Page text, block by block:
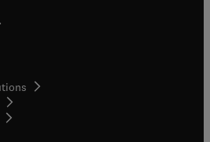
new tab/window
in new tab/window